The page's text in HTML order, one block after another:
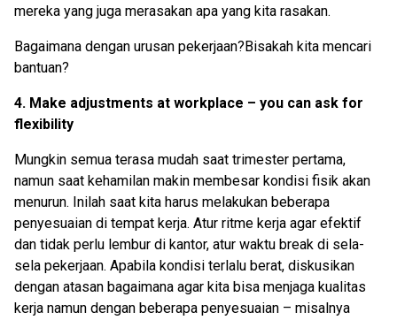
mereka yang juga merasakan apa yang kita rasakan.
Bagaimana dengan urusan pekerjaan?Bisakah kita mencari
bantuan?
4. Make adjustments at workplace – you can ask for
flexibility
Mungkin semua terasa mudah saat trimester pertama,
namun saat kehamilan makin membesar kondisi fisik akan
menurun. Inilah saat kita harus melakukan beberapa
penyesuaian di tempat kerja. Atur ritme kerja agar efektif
dan tidak perlu lembur di kantor, atur waktu break di sela-
sela pekerjaan. Apabila kondisi terlalu berat, diskusikan
dengan atasan bagaimana agar kita bisa menjaga kualitas
kerja namun dengan beberapa penyesuaian – misalnya